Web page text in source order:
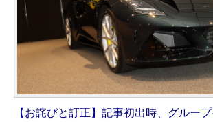
【お詫びと訂正】記事初出時、グルー